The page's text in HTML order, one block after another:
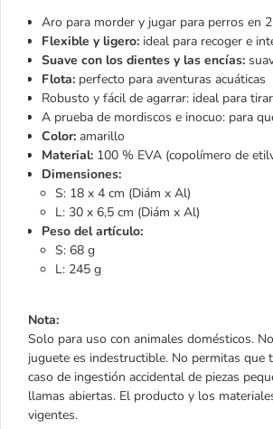
Aro para morder y jugar para perros en
Flexible y ligero: ideal para recoger e
Suave con los dientes y las encías:
Flota: perfecto para aventuras acuáticas
Robusto y fácil de agarrar: ideal para
A prueba de mordiscos e inocuo: para
Color: amarillo
Material: 100 % EVA (copolímero de
Dimensiones:
S: 18 x 4 cm (Diám x Al)
L: 30 x 6,5 cm (Diám x Al)
Peso del artículo:
S: 68 g
L: 245 g
Nota:
Solo para uso con animales domésticos.
juguete es indestructible. No permitas
caso de ingestión accidental de piezas
llamas abiertas. El producto y los
vigentes.